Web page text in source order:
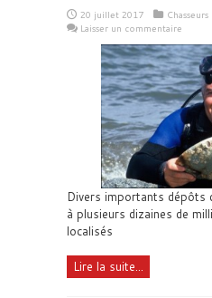
20 juillet 2017
Laisser un commentaire
Divers importants dépôts
à plusieurs dizaines de
localisés
Lire la suite...